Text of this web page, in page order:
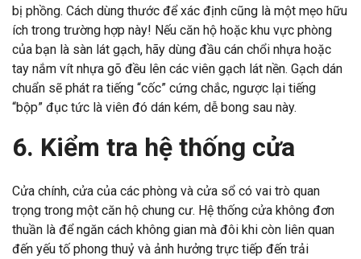
bị phồng. Cách dùng thước để xác định cũng là một mẹo hữu
ích trong trường hợp này! Nếu căn hộ hoặc khu vực phòng
của bạn là sàn lát gạch, hãy dùng đầu cán chổi nhựa hoặc
tay nắm vít nhựa gõ đều lên các viên gạch lát nền. Gạch dán
chuẩn sẽ phát ra tiếng “cốc” cứng chắc, ngược lại tiếng
“bộp” đục tức là viên đó dán kém, dễ bong sau này.
6. Kiểm tra hệ thống cửa
Cửa chính, cửa của các phòng và cửa sổ có vai trò quan
trọng trong một căn hộ chung cư. Hệ thống cửa không đơn
thuần là để ngăn cách không gian mà đôi khi còn liên quan
đến yếu tố phong thuỷ và ảnh hưởng trực tiếp đến trải